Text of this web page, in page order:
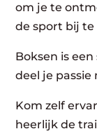
om je te
de sport bij
Boksen is
deel je
Kom zelf
heerlijk de